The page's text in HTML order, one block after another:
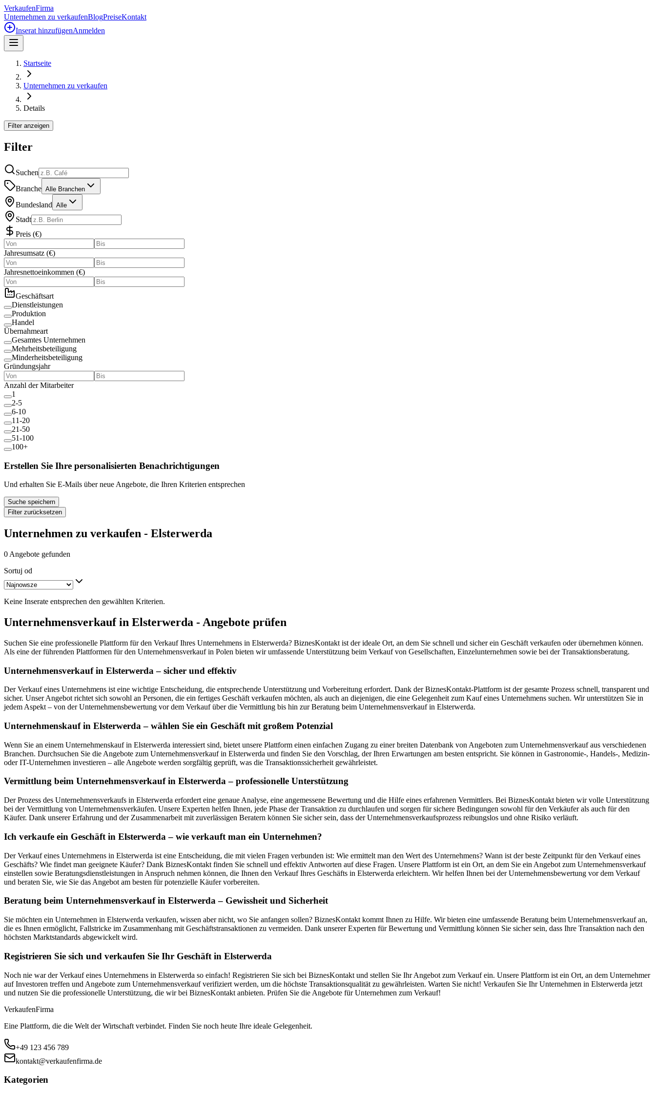
VerkaufenFirma
Unternehmen zu verkaufenBlogPreiseKontakt
Inserat hinzufügenAnmelden
Startseite
Unternehmen zu verkaufen
Details
Filter anzeigen
Filter
Suchen
Branche Alle Branchen
Bundesland Alle
Stadt
Preis (€)
Jahresumsatz (€)
Jahresnettoeinkommen (€)
Geschäftsart
Dienstleistungen
Produktion
Handel
Übernahmeart
Gesamtes Unternehmen
Mehrheitsbeteiligung
Minderheitsbeteiligung
Gründungsjahr
Anzahl der Mitarbeiter
1
2-5
6-10
11-20
21-50
51-100
100+
Erstellen Sie Ihre personalisierten Benachrichtigungen
Und erhalten Sie E-Mails über neue Angebote, die Ihren Kriterien entsprechen
Suche speichern
Filter zurücksetzen
Unternehmen zu verkaufen - Elsterwerda
0 Angebote gefunden
Sortuj od
Keine Inserate entsprechen den gewählten Kriterien.
Unternehmensverkauf in Elsterwerda - Angebote prüfen
Suchen Sie eine professionelle Plattform für den Verkauf Ihres Unternehmens in Elsterwerda? BiznesKontakt ist der ideale Ort, an dem Sie schnell und sicher ein Geschäft verkaufen oder übernehmen können.
Als eine der führenden Plattformen für den Unternehmensverkauf in Polen bieten wir umfassende Unterstützung beim Verkauf von Gesellschaften, Einzelunternehmen sowie bei der Transaktionsberatung.
Unternehmensverkauf in Elsterwerda – sicher und effektiv
Der Verkauf eines Unternehmens ist eine wichtige Entscheidung, die entsprechende Unterstützung und Vorbereitung erfordert. Dank der BiznesKontakt-Plattform ist der gesamte Prozess schnell, transparent und
sicher. Unser Angebot richtet sich sowohl an Personen, die ein fertiges Geschäft verkaufen möchten, als auch an diejenigen, die eine Gelegenheit zum Kauf eines Unternehmens suchen. Wir unterstützen Sie in
jedem Aspekt – von der Unternehmensbewertung vor dem Verkauf über die Vermittlung bis hin zur Beratung beim Unternehmensverkauf in Elsterwerda.
Unternehmenskauf in Elsterwerda – wählen Sie ein Geschäft mit großem Potenzial
Wenn Sie an einem Unternehmenskauf in Elsterwerda interessiert sind, bietet unsere Plattform einen einfachen Zugang zu einer breiten Datenbank von Angeboten zum Unternehmensverkauf aus verschiedenen
Branchen. Durchsuchen Sie die Angebote zum Unternehmensverkauf in Elsterwerda und finden Sie den Vorschlag, der Ihren Erwartungen am besten entspricht. Sie können in Gastronomie-, Handels-, Medizin-
oder IT-Unternehmen investieren – alle Angebote werden sorgfältig geprüft, was die Transaktionssicherheit gewährleistet.
Vermittlung beim Unternehmensverkauf in Elsterwerda – professionelle Unterstützung
Der Prozess des Unternehmensverkaufs in Elsterwerda erfordert eine genaue Analyse, eine angemessene Bewertung und die Hilfe eines erfahrenen Vermittlers. Bei BiznesKontakt bieten wir volle Unterstützung
bei der Vermittlung von Unternehmensverkäufen. Unsere Experten helfen Ihnen, jede Phase der Transaktion zu durchlaufen und sorgen für sichere Bedingungen sowohl für den Verkäufer als auch für den
Käufer. Dank unserer Erfahrung und der Zusammenarbeit mit zuverlässigen Beratern können Sie sicher sein, dass der Unternehmensverkaufsprozess reibungslos und ohne Risiko verläuft.
Ich verkaufe ein Geschäft in Elsterwerda – wie verkauft man ein Unternehmen?
Der Verkauf eines Unternehmens in Elsterwerda ist eine Entscheidung, die mit vielen Fragen verbunden ist: Wie ermittelt man den Wert des Unternehmens? Wann ist der beste Zeitpunkt für den Verkauf eines
Geschäfts? Wie findet man geeignete Käufer? Dank BiznesKontakt finden Sie schnell und effektiv Antworten auf diese Fragen. Unsere Plattform ist ein Ort, an dem Sie ein Angebot zum Unternehmensverkauf
einstellen sowie Beratungsdienstleistungen in Anspruch nehmen können, die Ihnen den Verkauf Ihres Geschäfts in Elsterwerda erleichtern. Wir helfen Ihnen bei der Unternehmensbewertung vor dem Verkauf
und beraten Sie, wie Sie das Angebot am besten für potenzielle Käufer vorbereiten.
Beratung beim Unternehmensverkauf in Elsterwerda – Gewissheit und Sicherheit
Sie möchten ein Unternehmen in Elsterwerda verkaufen, wissen aber nicht, wo Sie anfangen sollen? BiznesKontakt kommt Ihnen zu Hilfe. Wir bieten eine umfassende Beratung beim Unternehmensverkauf an,
die es Ihnen ermöglicht, Fallstricke im Zusammenhang mit Geschäftstransaktionen zu vermeiden. Dank unserer Experten für Bewertung und Vermittlung können Sie sicher sein, dass Ihre Transaktion nach den
höchsten Marktstandards abgewickelt wird.
Registrieren Sie sich und verkaufen Sie Ihr Geschäft in Elsterwerda
Noch nie war der Verkauf eines Unternehmens in Elsterwerda so einfach! Registrieren Sie sich bei BiznesKontakt und stellen Sie Ihr Angebot zum Verkauf ein. Unsere Plattform ist ein Ort, an dem Unternehmer
auf Investoren treffen und Angebote zum Unternehmensverkauf verifiziert werden, um die höchste Transaktionsqualität zu gewährleisten. Warten Sie nicht! Verkaufen Sie Ihr Unternehmen in Elsterwerda jetzt
und nutzen Sie die professionelle Unterstützung, die wir bei BiznesKontakt anbieten. Prüfen Sie die Angebote für Unternehmen zum Verkauf!
VerkaufenFirma
Eine Plattform, die die Welt der Wirtschaft verbindet. Finden Sie noch heute Ihre ideale Gelegenheit.
+49 123 456 789
kontakt@verkaufenfirma.de
Kategorien